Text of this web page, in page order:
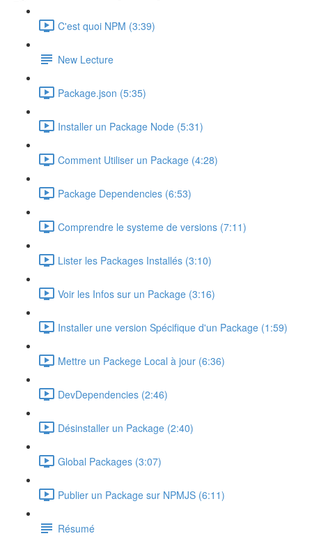
C'est quoi NPM (3:39)
New Lecture
Package.json (5:35)
Installer un Package Node (5:31)
Comment Utiliser un Package (4:28)
Package Dependencies (6:53)
Comprendre le systeme de versions (7:11)
Lister les Packages Installés (3:10)
Voir les Infos sur un Package (3:16)
Installer une version Spécifique d'un Package (1:59)
Mettre un Packege Local à jour (6:36)
DevDependencies (2:46)
Désinstaller un Package (2:40)
Global Packages (3:07)
Publier un Package sur NPMJS (6:11)
Résumé